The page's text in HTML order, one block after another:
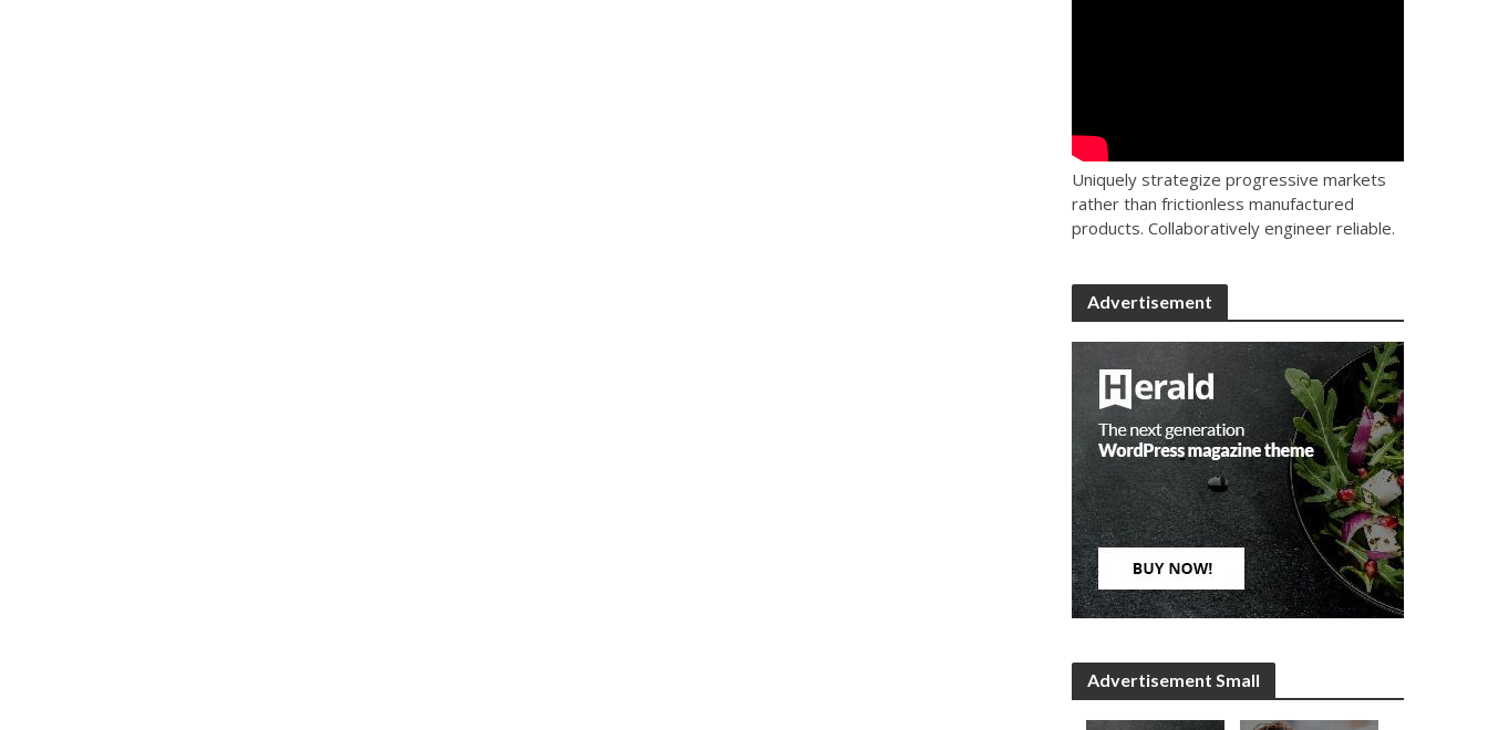
Uniquely strategize progressive markets
rather than frictionless manufactured
products. Collaboratively engineer reliable.
Advertisement
Advertisement Small